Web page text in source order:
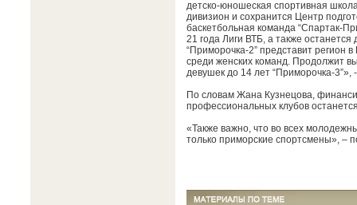
детско-юношеская спортивная
дивизион и сохранится Центр
баскетбольная команда “Спартак-
21 года Лиги ВТБ, а также
“Приморочка-2” представит регион
среди женских команд. Продолжит
девушек до 14 лет “Приморочка-3”»,
По словам Жана Кузнецова,
профессиональных клубов
«Также важно, что во всех
только приморские спортсмены», –